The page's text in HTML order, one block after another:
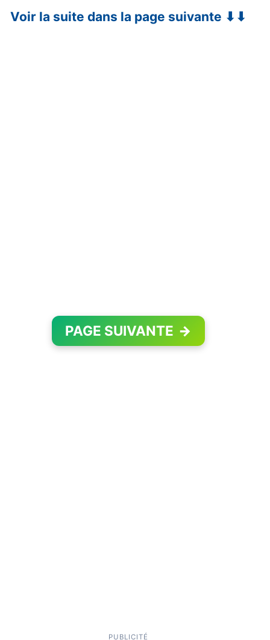
Voir la suite dans la page suivante ⬇⬇
PAGE SUIVANTE →
PUBLICITÉ